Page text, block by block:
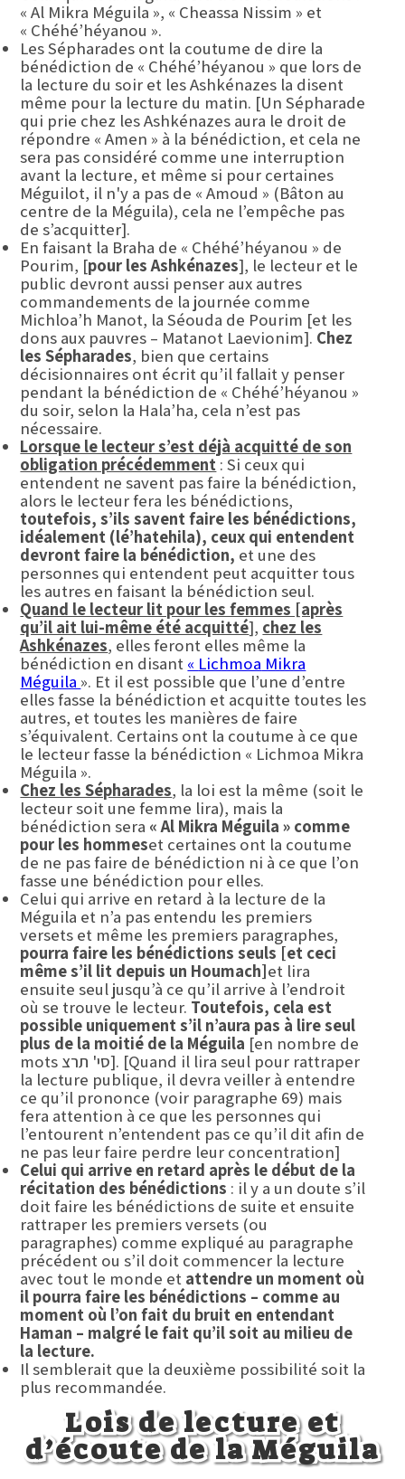
« Al Mikra Méguila », « Cheassa Nissim » et
« Chéhé’héyanou ».
Les Sépharades ont la coutume de dire la
bénédiction de « Chéhé’héyanou » que lors de
la lecture du soir et les Ashkénazes la disent
même pour la lecture du matin. [Un Sépharade
qui prie chez les Ashkénazes aura le droit de
répondre « Amen » à la bénédiction, et cela ne
sera pas considéré comme une interruption
avant la lecture, et même si pour certaines
Méguilot, il n'y a pas de « Amoud » (Bâton au
centre de la Méguila), cela ne l’empêche pas
de s’acquitter].
En faisant la Braha de « Chéhé’héyanou » de
Pourim, [pour les Ashkénazes], le lecteur et le
public devront aussi penser aux autres
commandements de la journée comme
Michloa’h Manot, la Séouda de Pourim [et les
dons aux pauvres – Matanot Laevionim]. Chez
les Sépharades, bien que certains
décisionnaires ont écrit qu’il fallait y penser
pendant la bénédiction de « Chéhé’héyanou »
du soir, selon la Hala’ha, cela n’est pas
nécessaire.
Lorsque le lecteur s’est déjà acquitté de son
obligation précédemment : Si ceux qui
entendent ne savent pas faire la bénédiction,
alors le lecteur fera les bénédictions,
toutefois, s’ils savent faire les bénédictions,
idéalement (lé’hatehila), ceux qui entendent
devront faire la bénédiction, et une des
personnes qui entendent peut acquitter tous
les autres en faisant la bénédiction seul.
Quand le lecteur lit pour les femmes [après
qu’il ait lui-même été acquitté], chez les
Ashkénazes, elles feront elles même la
bénédiction en disant « Lichmoa Mikra
Méguila ». Et il est possible que l’une d’entre
elles fasse la bénédiction et acquitte toutes les
autres, et toutes les manières de faire
s’équivalent. Certains ont la coutume à ce que
le lecteur fasse la bénédiction « Lichmoa Mikra
Méguila ».
Chez les Sépharades, la loi est la même (soit le
lecteur soit une femme lira), mais la
bénédiction sera « Al Mikra Méguila » comme
pour les hommeset certaines ont la coutume
de ne pas faire de bénédiction ni à ce que l’on
fasse une bénédiction pour elles.
Celui qui arrive en retard à la lecture de la
Méguila et n’a pas entendu les premiers
versets et même les premiers paragraphes,
pourra faire les bénédictions seuls [et ceci
même s’il lit depuis un Houmach]et lira
ensuite seul jusqu’à ce qu’il arrive à l’endroit
où se trouve le lecteur. Toutefois, cela est
possible uniquement s’il n’aura pas à lire seul
plus de la moitié de la Méguila [en nombre de
mots סי' תרצ]. [Quand il lira seul pour rattraper
la lecture publique, il devra veiller à entendre
ce qu’il prononce (voir paragraphe 69) mais
fera attention à ce que les personnes qui
l’entourent n’entendent pas ce qu’il dit afin de
ne pas leur faire perdre leur concentration]
Celui qui arrive en retard après le début de la
récitation des bénédictions : il y a un doute s’il
doit faire les bénédictions de suite et ensuite
rattraper les premiers versets (ou
paragraphes) comme expliqué au paragraphe
précédent ou s’il doit commencer la lecture
avec tout le monde et attendre un moment où
il pourra faire les bénédictions – comme au
moment où l’on fait du bruit en entendant
Haman – malgré le fait qu’il soit au milieu de
la lecture.
Il semblerait que la deuxième possibilité soit la
plus recommandée.
Lois de lecture et
d’écoute de la Méguila